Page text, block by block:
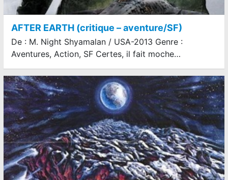
AFTER EARTH (critique – aventure/SF)
De : M. Night Shyamalan / USA-2013 Genre :
Aventures, Action, SF Certes, il fait moche…